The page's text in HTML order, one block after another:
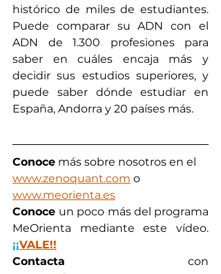
histórico de miles de estudiantes.
Puede comparar su ADN con el
ADN de 1.300 profesiones para
saber en cuáles encaja más y
decidir sus estudios superiores, y
puede saber dónde estudiar en
España, Andorra y 20 países más.
Conoce más sobre nosotros en el
www.zenoquant.com o
www.meorienta.es
Conoce un poco más del programa
¡¡VALE!!
Contacta